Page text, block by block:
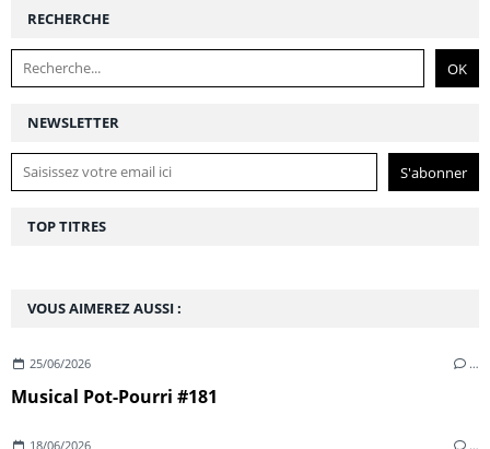
NEWSLETTER
RECHERCHE
VOUS AIMEREZ AUSSI :
25/06/2026 …
Musical Pot-Pourri #181
18/06/2026 …
TOP TITRES